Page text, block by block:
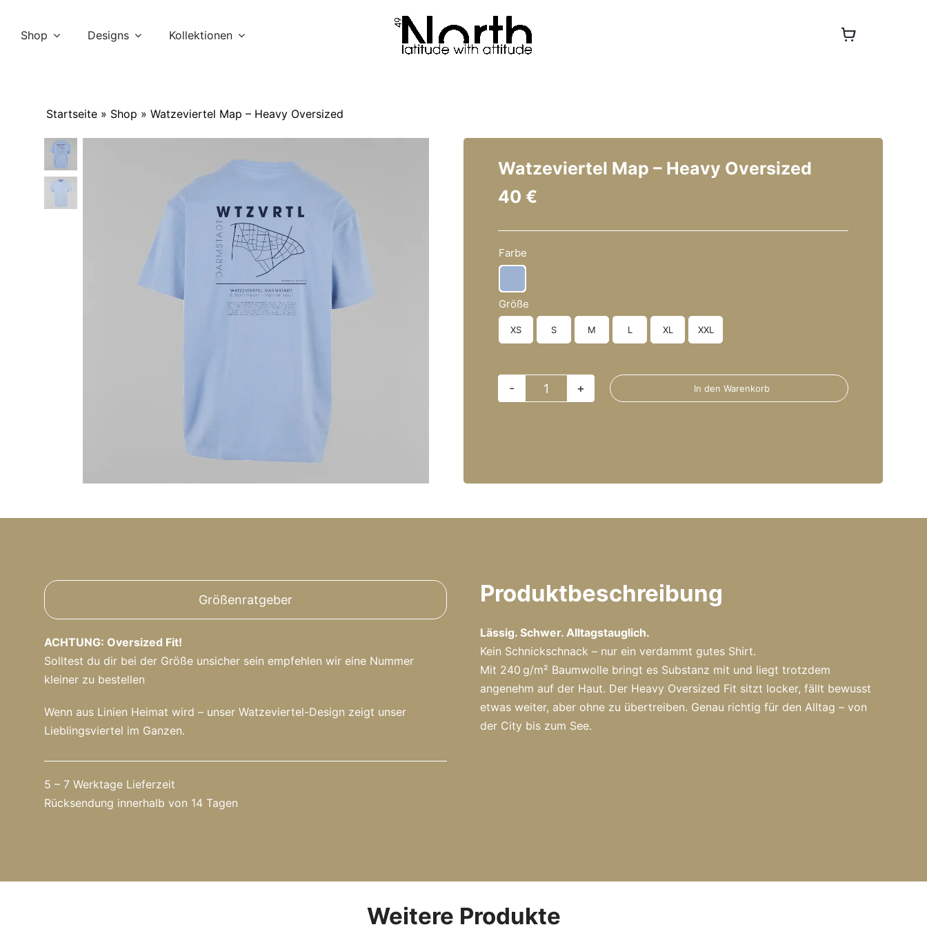
Shop Designs Kollektionen
Startseite » Shop »Watzeviertel Map – Heavy Oversized
Watzeviertel Map – Heavy Oversized
40 €
Farbe
Größe
XS S M L XL XXL
Watzeviertel
Oversized
In den Warenkorb
Größenratgeber
ACHTUNG: Oversized Fit!
Solltest du dir bei der Größe unsicher sein empfehlen wir eine Nummer
kleiner zu bestellen
Wenn aus Linien Heimat wird – unser Watzeviertel-Design zeigt unser
Lieblingsviertel im Ganzen.
5 – 7 Werktage Lieferzeit
Rücksendung innerhalb von 14 Tagen
Produktbeschreibung
Lässig. Schwer. Alltagstauglich.
Kein Schnickschnack – nur ein verdammt gutes Shirt.
Mit 240 g/m² Baumwolle bringt es Substanz mit und liegt trotzdem
angenehm auf der Haut. Der Heavy Oversized Fit sitzt locker, fällt bewusst
etwas weiter, aber ohne zu übertreiben. Genau richtig für den Alltag – von
der City bis zum See.
Weitere Produkte